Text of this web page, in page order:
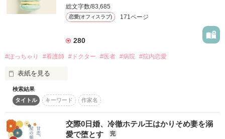
作品を読む
なんで？？
柊子（しゅうこ）25歳
×
瑛理（えいり）25歳
志筑（しづき）家の新婚夫婦はおおいに揉めています。
総文字数/83,685
恋愛(オフィスラブ) 171ページ
280
#ぽっちゃり #看護師 #ドクター #医者 #病院 #院内恋愛
表紙を見る
私、自他ともに認めるぽっちゃり体形ですが
婚約者はイケメン敏腕ドクターです
検索結果
タイトル
キーワード 作家名
交際0日婚、冷徹ホテル王はかりそめ妻を溺
愛で堕とす
完